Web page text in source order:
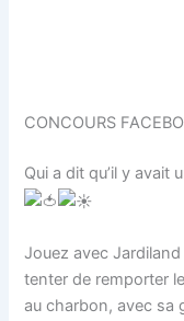
CONCOURS
Qui a dit qu’il y avait
Jouez avec
tenter de remporter
au charbon, avec sa